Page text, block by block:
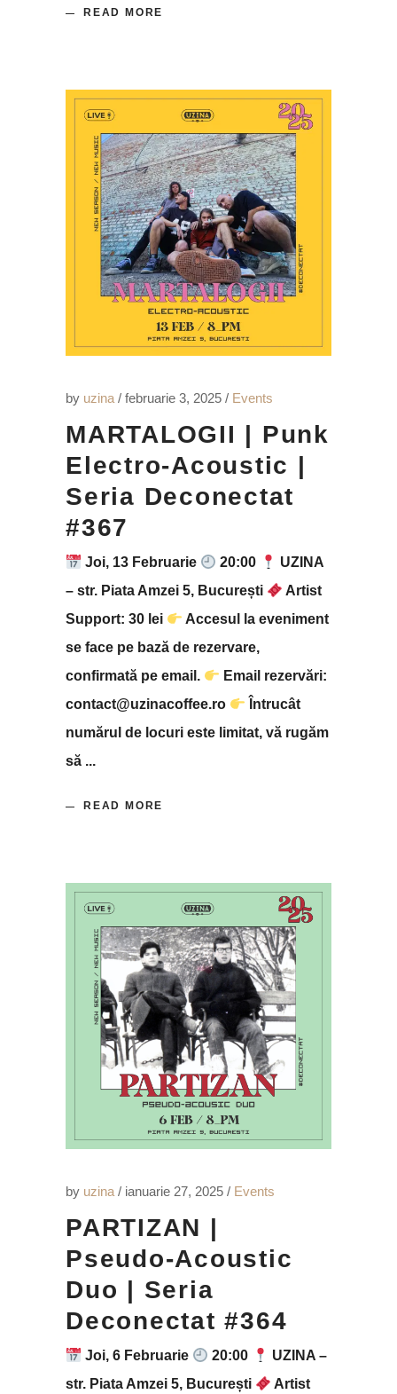
READ MORE
by uzina februarie 3, 2025 Events
MARTALOGII | Punk
Electro-Acoustic |
Seria Deconectat
#367
Joi, 13 Februarie 20:00
UZINA
– str. Piata Amzei 5, București
Artist
Support: 30 lei
Accesul la eveniment
se face pe bază de rezervare,
confirmată pe email.
Email rezervări:
contact@uzinacoffee.ro
Întrucât
numărul de locuri este limitat, vă rugăm
să
READ MORE
by uzina ianuarie 27, 2025 Events
PARTIZAN |
Pseudo-Acoustic
Duo | Seria
Deconectat #364
Joi, 6 Februarie 20:00
UZINA –
str. Piata Amzei 5, București
Artist